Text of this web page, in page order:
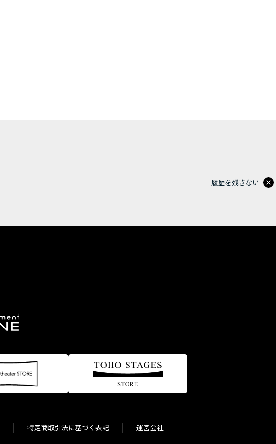
履歴を残さない
特定商取引法に基づく表記 運営会社